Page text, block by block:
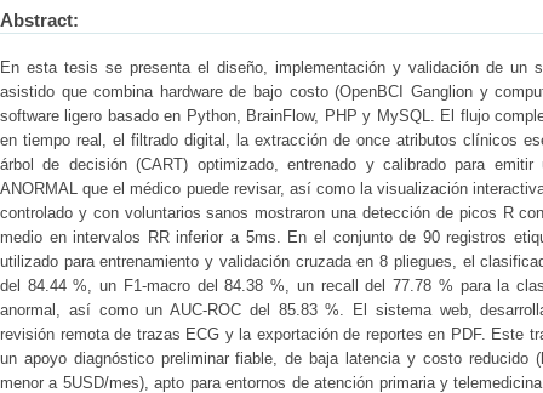
Abstract:
En esta tesis se presenta el diseño, implementación y validación de un
asistido que combina hardware de bajo costo (OpenBCI Ganglion y
software ligero basado en Python, BrainFlow, PHP y MySQL. El flujo
en tiempo real, el filtrado digital, la extracción de once atributos clínicos
árbol de decisión (CART) optimizado, entrenado y calibrado para
ANORMAL que el médico puede revisar, así como la visualización
controlado y con voluntarios sanos mostraron una detección de picos R
medio en intervalos RR inferior a 5ms. En el conjunto de 90 registros
utilizado para entrenamiento y validación cruzada en 8 pliegues, el
del 84.44 %, un F1-macro del 84.38 %, un recall del 77.78 % para la
anormal, así como un AUC-ROC del 85.83 %. El sistema web,
revisión remota de trazas ECG y la exportación de reportes en PDF. Este
un apoyo diagnóstico preliminar fiable, de baja latencia y costo reducido
menor a 5USD/mes), apto para entornos de atención primaria y